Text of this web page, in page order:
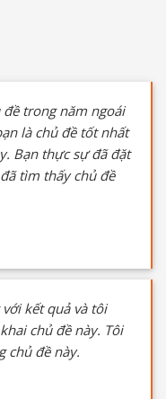
trong năm ngoái
là chủ đề tốt nhất
Bạn thực sự đã đặt
tìm thấy chủ đề
kết quả và tôi
chủ đề này. Tôi
chủ đề này.